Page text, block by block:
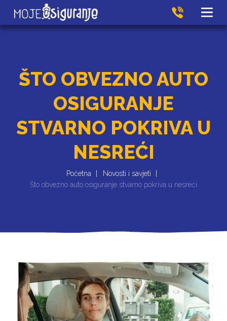
ŠTO OBVEZNO AUTO
OSIGURANJE
STVARNO POKRIVA U
NESREĆI
Početna
Novosti i savjeti
Što obvezno auto osiguranje stvarno pokriva u nesreći